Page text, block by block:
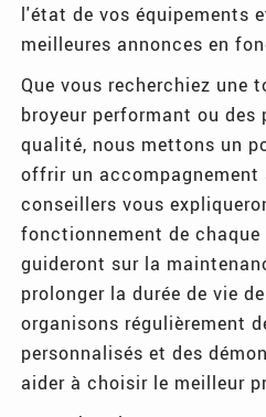
l'état de vos équipements
meilleures annonces en
Que vous recherchiez une
broyeur performant ou des
qualité, nous mettons un
offrir un accompagnement
conseillers vous
fonctionnement de
guideront sur la
prolonger la durée de vie
organisons régulièrement
personnalisés et des
aider à choisir le meilleur